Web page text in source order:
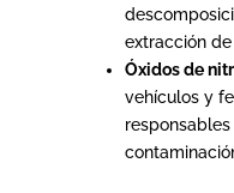
extracción
Óxidos de
vehículos y